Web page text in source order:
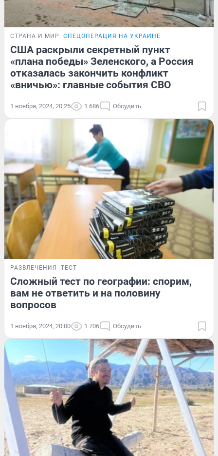
СТРАНА И МИР СПЕЦОПЕРАЦИЯ НА УКРАИНЕ
США раскрыли секретный пункт
«плана победы» Зеленского, а Россия
отказалась закончить конфликт
«вничью»: главные события СВО
1 ноября, 2024, 20:25 1 686 Обсудить
РАЗВЛЕЧЕНИЯ ТЕСТ
Сложный тест по географии: спорим,
вам не ответить и на половину
вопросов
1 ноября, 2024, 20:00 1 706 Обсудить